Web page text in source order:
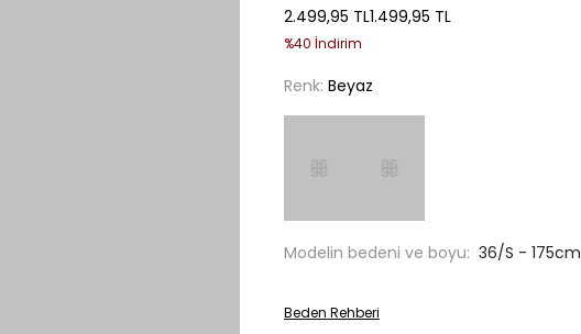
2.499,95 TL1.499,95 TL
%40 İndirim
Renk: Beyaz
Modelin bedeni ve boyu: 36/S - 175cm
Beden Rehberi